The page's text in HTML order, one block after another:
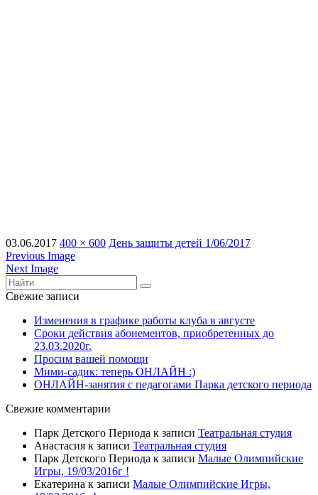
03.06.2017 400 × 600 День защиты детей 1/06/2017
Previous Image
Next Image
Свежие записи
Изменения в графике работы клуба в августе
Сроки действия абонементов, приобретенных до
23.03.2020г.
Просим вашей помощи
Мими-садик: теперь ОНЛАЙН :)
ОНЛАЙН-занятия с педагогами Парка детского периода
Свежие комментарии
Парк Детского Периода к записи Театральная студия
Анастасия к записи Театральная студия
Парк Детского Периода к записи Малые Олимпийские
Игры, 19/03/2016г !
Екатерина к записи Малые Олимпийские Игры,